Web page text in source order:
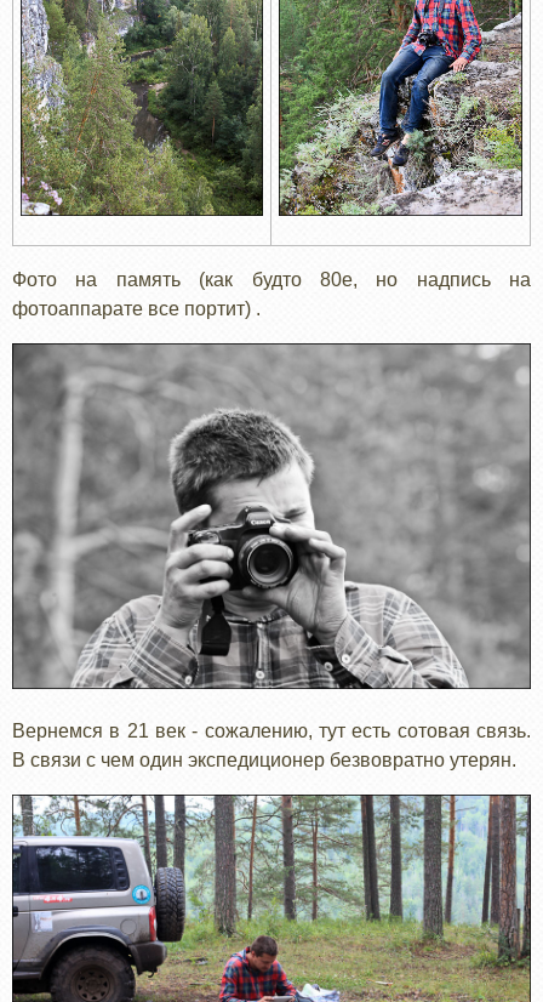
Фото на память (как будто 80е, но надпись на
фотоаппарате все портит) .
Вернемся в 21 век - сожалению, тут есть сотовая связь.
В связи с чем один экспедиционер безвовратно утерян.